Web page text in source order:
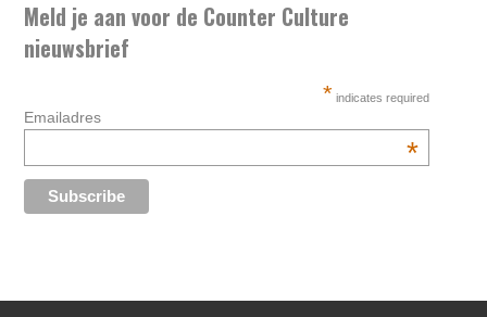
Meld je aan voor de Counter Culture
nieuwsbrief
* indicates required
Emailadres
*